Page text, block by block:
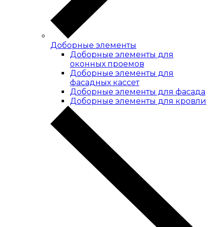
Доборные элементы
Доборные элементы для
оконных проемов
Доборные элементы для
фасадных кассет
Доборные элементы для фасада
Доборные элементы для кровли